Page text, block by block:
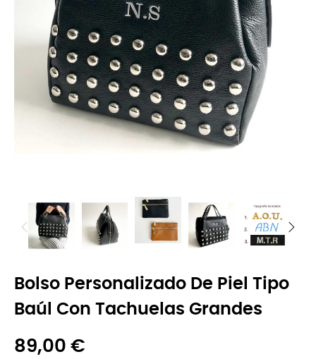
Bolso Personalizado De Piel Tipo
Baúl Con Tachuelas Grandes
89,00 €